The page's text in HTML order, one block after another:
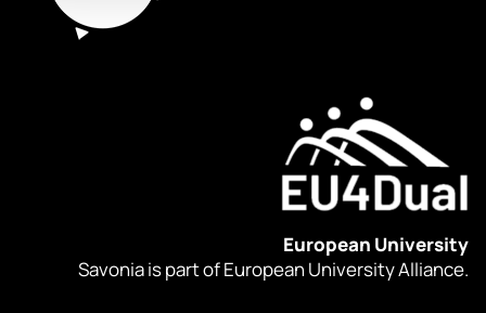
European University
Savonia is part of European University Alliance.